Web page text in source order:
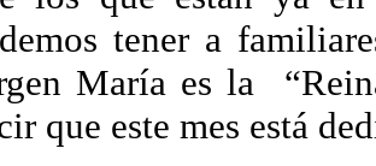
tener a
María es la
que este mes está